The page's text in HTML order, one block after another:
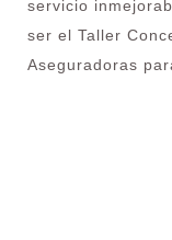
servicio
ser el Taller
Aseguradoras